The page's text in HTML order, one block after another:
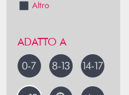
Altro
ADATTO A